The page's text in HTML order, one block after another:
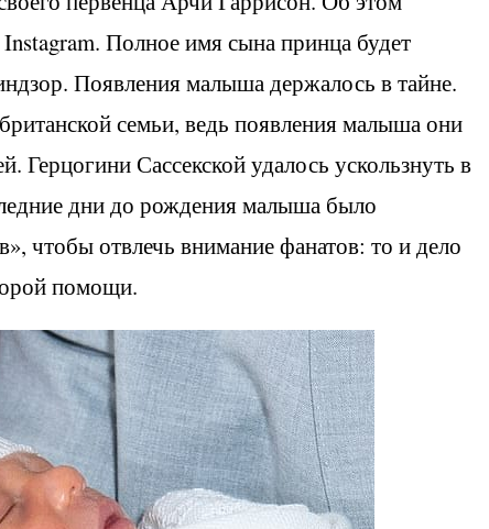
Полное имя сына принца будет
Появления малыша держалось в тайне.
семьи, ведь появления малыша они
Сассекской удалось ускользнуть в
дни до рождения малыша было
чтобы отвлечь внимание фанатов: то и дело
помощи.